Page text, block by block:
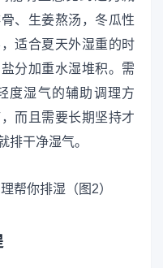
、生姜熬汤，冬瓜性
适合夏天外湿重的时
分加重水湿堆积。需
度湿气的辅助调理方
而且需要长期坚持才
排干净湿气。